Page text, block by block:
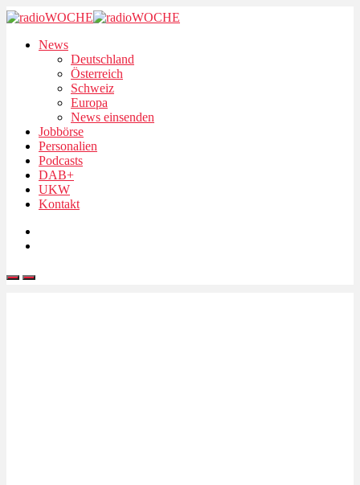
News
Deutschland
Österreich
Schweiz
Europa
News einsenden
Jobbörse
Personalien
Podcasts
DAB+
UKW
Kontakt